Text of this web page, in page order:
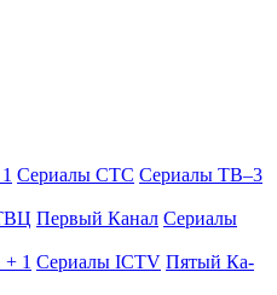
Се­риа­лы СТС Се­риа­лы ТВ–3
Пер­вый Ка­нал Се­риа­лы
1 Се­риа­лы ICTV Пя­тый Ка­